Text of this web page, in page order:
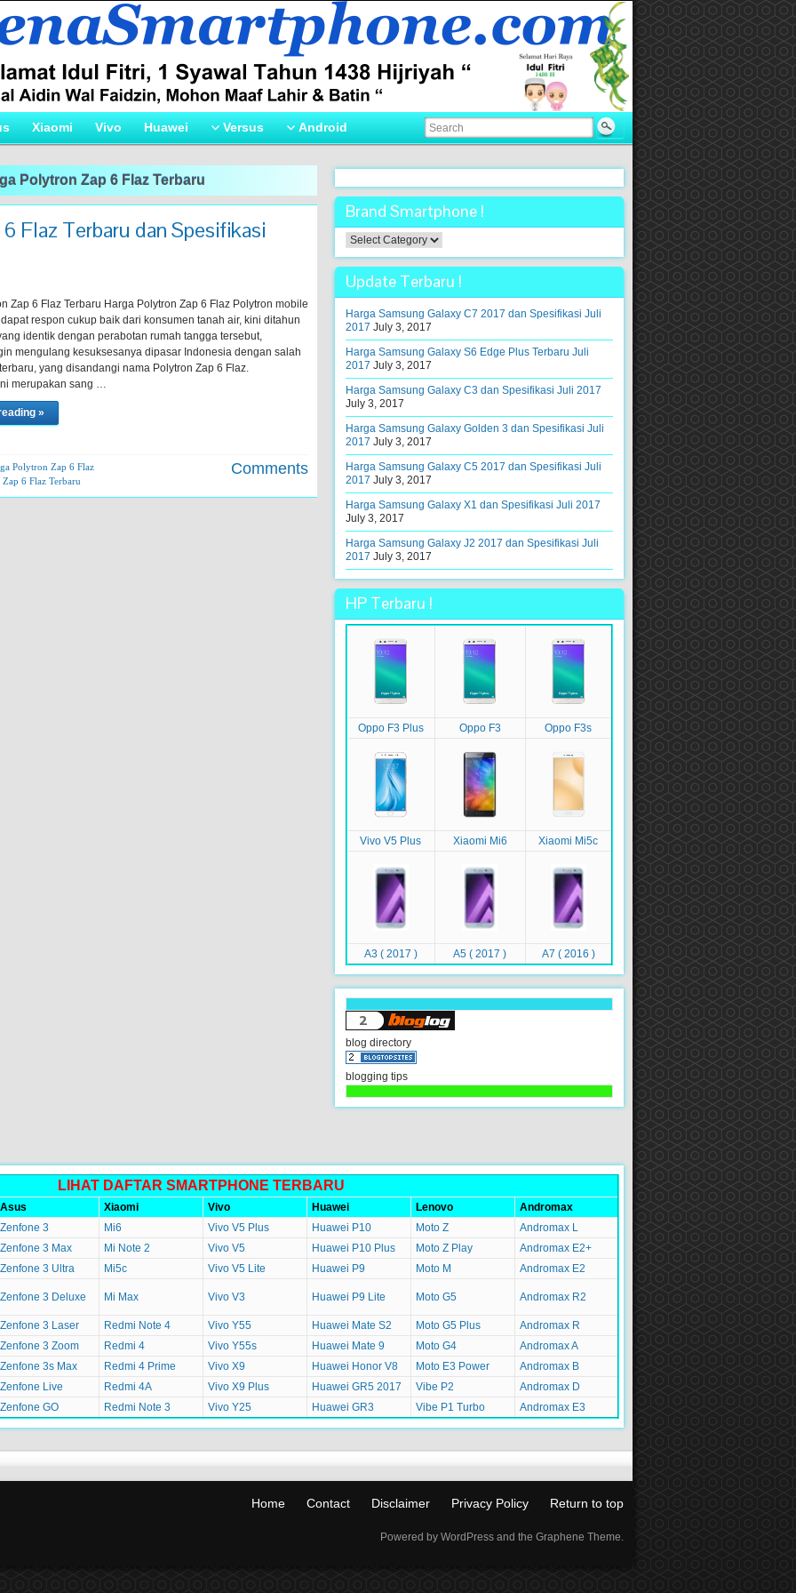
Xiaomi Vivo Huawei Versus Android
Polytron Zap 6 Flaz Terbaru
Flaz Terbaru dan Spesifikasi
Zap 6 Flaz Terbaru Harga Polytron Zap 6 Flaz Polytron mobile
respon cukup baik dari konsumen tanah air, kini ditahun
identik dengan perabotan rumah tangga tersebut,
mengulang kesuksesanya dipasar Indonesia dengan salah
yang disandangi nama Polytron Zap 6 Flaz.
merupakan sang …
»
Polytron Zap 6 Flaz
6 Flaz Terbaru
Comments
Brand Smartphone !
Brand
Smartphone
!Update Terbaru !
Harga Samsung Galaxy C7 2017 dan Spesifikasi Juli
2017 July 3, 2017
Harga Samsung Galaxy S6 Edge Plus Terbaru Juli
2017 July 3, 2017
Harga Samsung Galaxy C3 dan Spesifikasi Juli 2017
July 3, 2017
Harga Samsung Galaxy Golden 3 dan Spesifikasi Juli
2017 July 3, 2017
Harga Samsung Galaxy C5 2017 dan Spesifikasi Juli
2017 July 3, 2017
Harga Samsung Galaxy X1 dan Spesifikasi Juli 2017
July 3, 2017
Harga Samsung Galaxy J2 2017 dan Spesifikasi Juli
2017 July 3, 2017
HP Terbaru !
Oppo F3 Plus Oppo F3 Oppo F3s
Vivo V5 Plus Xiaomi Mi6 Xiaomi Mi5c
A3 ( 2017 ) A5 ( 2017 ) A7 ( 2016 )
blog directory
blogging tips
LIHAT DAFTAR SMARTPHONE TERBARU
Asus Xiaomi Vivo Huawei Lenovo
Andromax
Zenfone 3
Mi6 Vivo V5 Plus Huawei P10 Moto Z
Andromax L
Zenfone 3 Max
Mi Note 2 Vivo V5 Huawei P10 Plus Moto Z Play
Andromax E2+
Zenfone 3 Ultra
Mi5c Vivo V5 Lite Huawei P9 Moto M Andromax E2
Zenfone 3 Deluxe Mi Max Vivo V3 Huawei P9 Lite Moto G5 Andromax R2
Zenfone 3 Laser Redmi Note 4 Vivo Y55 Huawei Mate S2 Moto G5 Plus
Andromax R
Zenfone 3 Zoom
Redmi 4 Vivo Y55s Huawei Mate 9 Moto G4
Andromax A
Zenfone 3s Max
Redmi 4 Prime Vivo X9 Huawei Honor V8 Moto E3 Power
Andromax B
Zenfone Live
Redmi 4A Vivo X9 Plus Huawei GR5 2017 Vibe P2
Andromax D
Zenfone GO
Redmi Note 3 Vivo Y25 Huawei GR3 Vibe P1 Turbo Andromax E3
Home Contact Disclaimer Privacy Policy Return to top
Powered by WordPress and the Graphene Theme.